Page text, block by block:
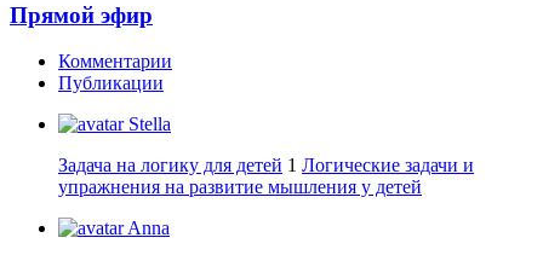
Прямой эфир
Комментарии
Публикации
Stella
Задача на логику для детей 1 Логические задачи и
упражнения на развитие мышления у детей
Anna